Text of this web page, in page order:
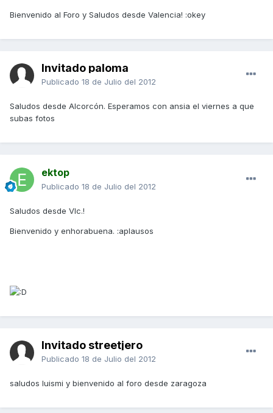
Bienvenido al Foro y Saludos desde Valencia! :okey
Invitado paloma
Publicado 18 de Julio del 2012
Saludos desde Alcorcón. Esperamos con ansia el viernes a que
subas fotos
ektop
Publicado 18 de Julio del 2012
Saludos desde Vlc.!
Bienvenido y enhorabuena. :aplausos
Invitado streetjero
Publicado 18 de Julio del 2012
saludos luismi y bienvenido al foro desde zaragoza